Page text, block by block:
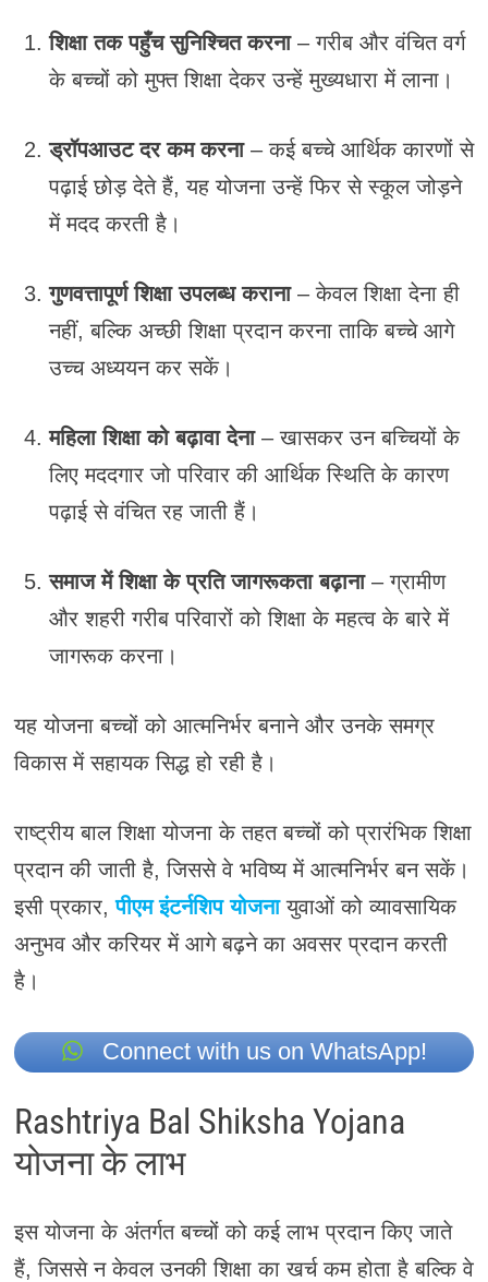
शिक्षा तक पहुँच सुनिश्चित करना– गरीब और वंचित वर्ग
के बच्चों को मुफ्त शिक्षा देकर उन्हें मुख्यधारा में लाना।
ड्रॉपआउट दर कम करना– कई बच्चे आर्थिक कारणों से
पढ़ाई छोड़ देते हैं, यह योजना उन्हें फिर से स्कूल जोड़ने
में मदद करती है।
गुणवत्तापूर्ण शिक्षा उपलब्ध कराना– केवल शिक्षा देना ही
नहीं, बल्कि अच्छी शिक्षा प्रदान करना ताकि बच्चे आगे
उच्च अध्ययन कर सकें।
महिला शिक्षा को बढ़ावा देना– खासकर उन बच्चियों के
लिए मददगार जो परिवार की आर्थिक स्थिति के कारण
पढ़ाई से वंचित रह जाती हैं।
समाज में शिक्षा के प्रति जागरूकता बढ़ाना– ग्रामीण
और शहरी गरीब परिवारों को शिक्षा के महत्व के बारे में
जागरूक करना।
यह योजना बच्चों को आत्मनिर्भर बनाने और उनके समग्र
विकास में सहायक सिद्ध हो रही है।
राष्ट्रीय बाल शिक्षा योजना के तहत बच्चों को प्रारंभिक शिक्षा
प्रदान की जाती है, जिससे वे भविष्य में आत्मनिर्भर बन सकें।
इसी प्रकार,पीएम इंटर्नशिप योजनायुवाओं को व्यावसायिक
अनुभव और करियर में आगे बढ़ने का अवसर प्रदान करती
है।
Connect with us on WhatsApp!
Rashtriya Bal Shiksha Yojana
योजना के लाभ
इस योजना के अंतर्गत बच्चों को कई लाभ प्रदान किए जाते
हैं, जिससे न केवल उनकी शिक्षा का खर्च कम होता है बल्कि वे